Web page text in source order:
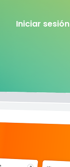
Iniciar sesión